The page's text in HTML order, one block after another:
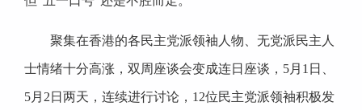
聚集在香港的各民主党派领袖人物、无党派民主人
士情绪十分高涨，双周座谈会变成连日座谈，5月1日、
5月2日两天，连续进行讨论，12位民主党派领袖积极发